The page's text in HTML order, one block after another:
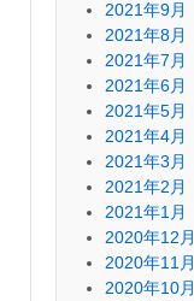
2021年9月
2021年8月
2021年7月
2021年6月
2021年5月
2021年4月
2021年3月
2021年2月
2021年1月
2020年12月
2020年11月
2020年10月